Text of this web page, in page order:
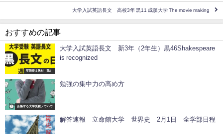
大学入試英語長文 高校3年 黒11 成蹊大学 The movie making
おすすめの記事
英語長文教材（黒）
大学入試英語長文 新3年（2年生）黒46Shakespeare
is recognized
合格する大学受験ノウハウ
勉強の集中力の高め方
解答速報 立命館大学 世界史 2月1日 全学部日程